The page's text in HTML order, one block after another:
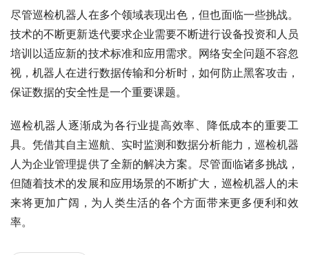
尽管巡检机器人在多个领域表现出色，但也面临一些挑战。
技术的不断更新迭代要求企业需要不断进行设备投资和人员
培训以适应新的技术标准和应用需求。网络安全问题不容忽
视，机器人在进行数据传输和分析时，如何防止黑客攻击，
保证数据的安全性是一个重要课题。
巡检机器人逐渐成为各行业提高效率、降低成本的重要工
具。凭借其自主巡航、实时监测和数据分析能力，巡检机器
人为企业管理提供了全新的解决方案。尽管面临诸多挑战，
但随着技术的发展和应用场景的不断扩大，巡检机器人的未
来将更加广阔，为人类生活的各个方面带来更多便利和效
率。